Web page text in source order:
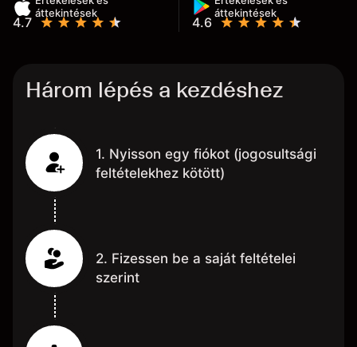
áttekintések
4.7
áttekintések
4.6
Három lépés a kezdéshez
1. Nyisson egy fiókot (jogosultsági
feltételekhez kötött)
2. Fizessen be a saját feltételei
szerint